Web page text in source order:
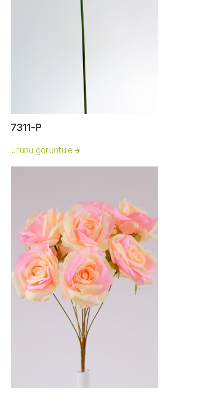
7311-P
ürünü görüntüle